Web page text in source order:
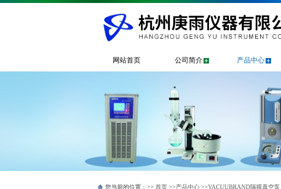
网站首页 公司简介 产品中心
您当前的位置：>> 首页 >>产品中心 >>VACUUBRAND隔膜真空泵